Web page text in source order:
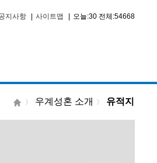
지사항 사이트맵 오늘:30 전체:54668
〉 우계성혼 소개 〉 유적지